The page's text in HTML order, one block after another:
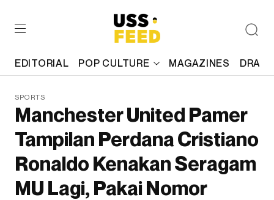
EDITORIAL POP CULTURE MAGAZINES
SPORTS
Manchester United Pamer
Tampilan Perdana Cristiano
Ronaldo Kenakan Seragam
MU Lagi, Pakai Nomor